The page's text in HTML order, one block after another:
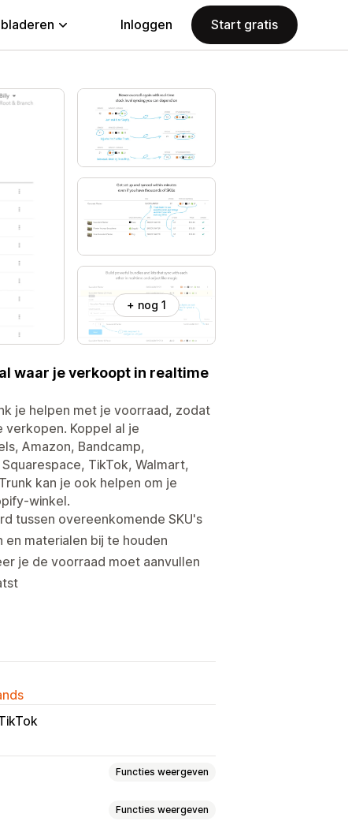
Inloggen Start gratis
+ nog 1
waar je verkoopt in realtime
je helpen met je voorraad, zodat
Koppel al je
Amazon, Bandcamp,
TikTok, Walmart,
kan je ook helpen om je
winkel.
tussen overeenkomende SKU's
materialen bij te houden
je de voorraad moet aanvullen
Functies weergeven
Functies weergeven